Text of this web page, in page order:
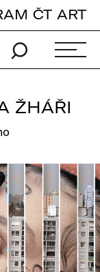
ČT ART
ŽHÁŘI